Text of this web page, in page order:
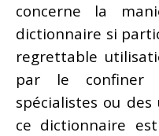
concerne la
dictionnaire si
regrettable
par le confiner
spécialistes ou
ce dictionnaire